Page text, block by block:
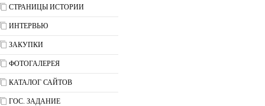
СТРАНИЦЫ ИСТОРИИ
ИНТЕРВЬЮ
ЗАКУПКИ
ФОТОГАЛЕРЕЯ
КАТАЛОГ САЙТОВ
ГОС. ЗАДАНИЕ